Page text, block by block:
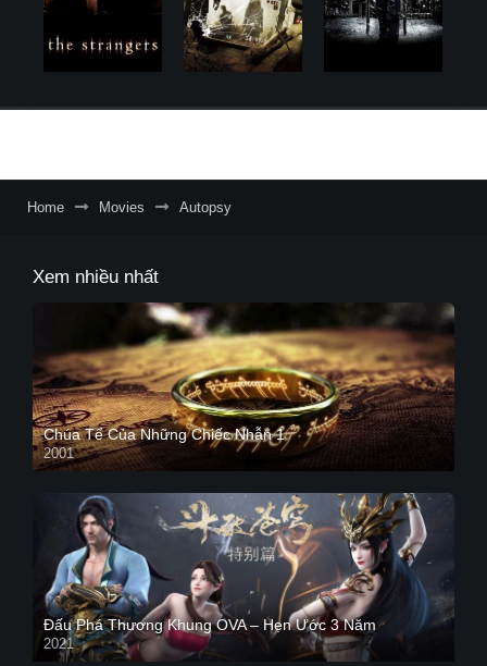
Home Movies Autopsy
Xem nhiều nhất
Chúa Tể Của Những Chiếc Nhẫn 1
2001
Đấu Phá Thương Khung OVA – Hẹn Ước 3 Năm
2021